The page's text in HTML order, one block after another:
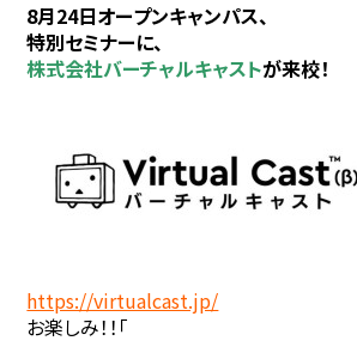
8月24日オープンキャンパス、
特別セミナーに、
株式会社バーチャルキャストが来校！
https://virtualcast.jp/
お楽しみ！！「